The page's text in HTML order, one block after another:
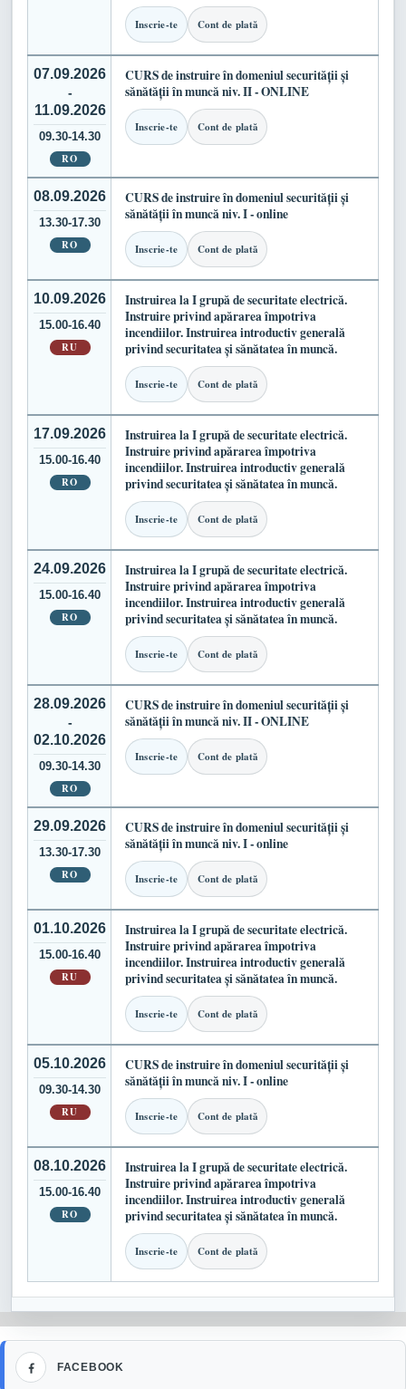
Inscrie-te Cont de plată
07.09.2026
-
11.09.2026
09.30-14.30
RO
CURS de instruire în domeniul securității și
sănătății în muncă niv. II - ONLINE
Inscrie-te Cont de plată
08.09.2026
13.30-17.30
RO
CURS de instruire în domeniul securității și
sănătății în muncă niv. I - online
Inscrie-te Cont de plată
10.09.2026
15.00-16.40
RU
Instruirea la I grupă de securitate electrică.
Instruire privind apărarea împotriva
incendiilor. Instruirea introductiv generală
privind securitatea și sănătatea în muncă.
Inscrie-te Cont de plată
17.09.2026
15.00-16.40
RO
Instruirea la I grupă de securitate electrică.
Instruire privind apărarea împotriva
incendiilor. Instruirea introductiv generală
privind securitatea și sănătatea în muncă.
Inscrie-te Cont de plată
24.09.2026
15.00-16.40
RO
Instruirea la I grupă de securitate electrică.
Instruire privind apărarea împotriva
incendiilor. Instruirea introductiv generală
privind securitatea și sănătatea în muncă.
Inscrie-te Cont de plată
28.09.2026
-
02.10.2026
09.30-14.30
RO
CURS de instruire în domeniul securității și
sănătății în muncă niv. II - ONLINE
Inscrie-te Cont de plată
29.09.2026
13.30-17.30
RO
CURS de instruire în domeniul securității și
sănătății în muncă niv. I - online
Inscrie-te Cont de plată
01.10.2026
15.00-16.40
RU
Instruirea la I grupă de securitate electrică.
Instruire privind apărarea împotriva
incendiilor. Instruirea introductiv generală
privind securitatea și sănătatea în muncă.
Inscrie-te Cont de plată
05.10.2026
09.30-14.30
RU
CURS de instruire în domeniul securității și
sănătății în muncă niv. I - online
Inscrie-te Cont de plată
08.10.2026
15.00-16.40
RO
Instruirea la I grupă de securitate electrică.
Instruire privind apărarea împotriva
incendiilor. Instruirea introductiv generală
privind securitatea și sănătatea în muncă.
Inscrie-te Cont de plată
FACEBOOK
Facebook